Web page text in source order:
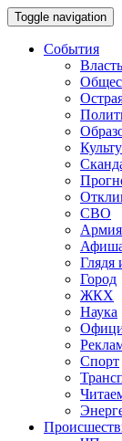
Toggle navigation
События
Власть
СВО
Армия
Глядя
Город
ЖКХ
Наука
Спорт